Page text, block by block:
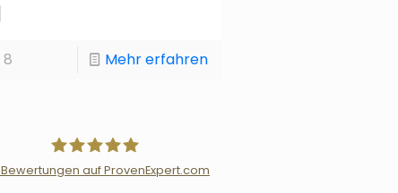
8 Mehr erfahren
Bewertungen auf ProvenExpert.com